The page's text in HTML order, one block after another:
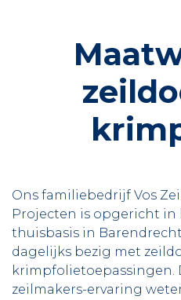
Ons familiebedrijf Vos
Projecten is opgericht in
thuisbasis in
dagelijks bezig met
krimpfolietoepassingen.
zeilmakers-ervaring